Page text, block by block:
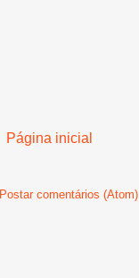
Página inicial
Postar comentários (Atom)